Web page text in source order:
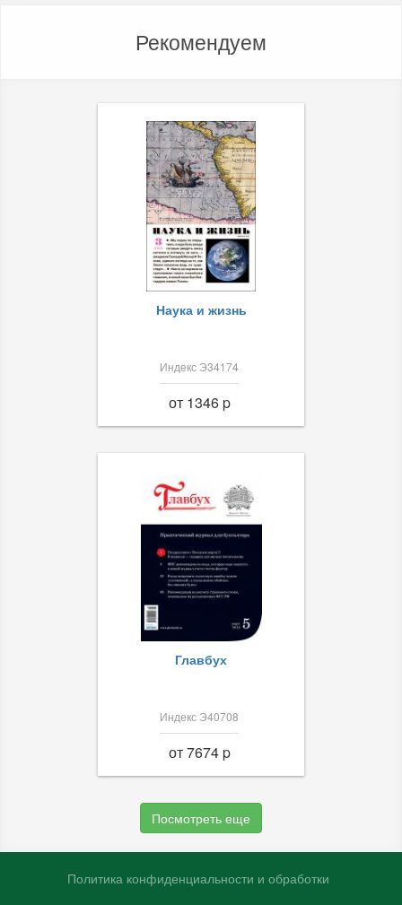
Рекомендуем
Наука и жизнь
Индекс Э34174
от 1346 p
Главбух
Индекс Э40708
от 7674 p
Посмотреть еще
Политика конфиденциальности и обработки